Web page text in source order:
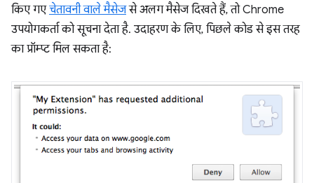
किए गएचेतावनी वाले मैसेजसे अलग मैसेज दिखते हैं, तो Chrome
उपयोगकर्ता को सूचना देता है. उदाहरण के लिए, पिछले कोड से इस तरह
का प्रॉम्प्ट मिल सकता है: